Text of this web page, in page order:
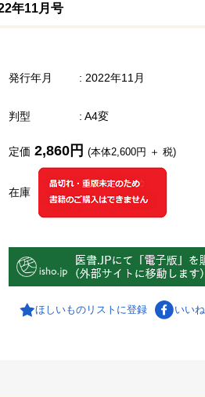
年11月号
発行年月 : 2022年11月
判型 : A4変
在庫
定価 2,860円 (本体2,600円 ＋ 税)
ほしいものリストに登録 いいね